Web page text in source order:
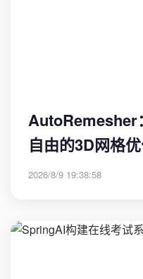
AutoRemesher
自由的3D网格
2026/8/9 19:38:58